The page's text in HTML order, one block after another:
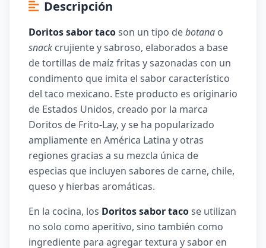
Descripción
Doritos sabor tacoson un tipo debotana o
snack crujiente y sabroso, elaborados a base
de tortillas de maíz fritas y sazonadas con un
condimento que imita el sabor característico
del taco mexicano. Este producto es originario
de Estados Unidos, creado por la marca
Doritos de Frito-Lay, y se ha popularizado
ampliamente en América Latina y otras
regiones gracias a su mezcla única de
especias que incluyen sabores de carne, chile,
queso y hierbas aromáticas.
En la cocina, los Doritos sabor tacose utilizan
no solo como aperitivo, sino también como
ingrediente para agregar textura y sabor en